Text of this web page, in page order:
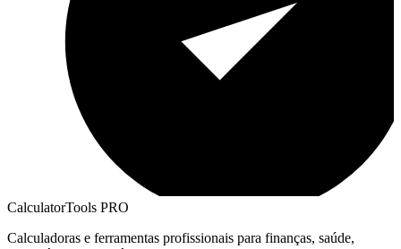
CalculatorTools PRO
Calculadoras e ferramentas profissionais para finanças, saúde,